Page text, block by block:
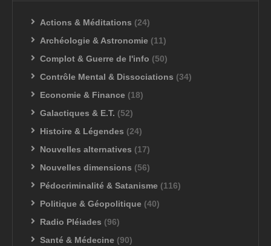
Actions & Méditations (24)
Archéologie & Astronomie (11)
Complot & Guerre de l'info (50)
Contrôle Mental & Dissociations (34)
Economie & Finance (18)
Galactiques & E.T. (52)
Histoire & Légendes (24)
Nouvelles alternatives (17)
Nouvelles dimensions (56)
Pédocriminalité & Satanisme (116)
Politique & Géopolitique (40)
Radio Pléiades (96)
Santé & Médecine (90)